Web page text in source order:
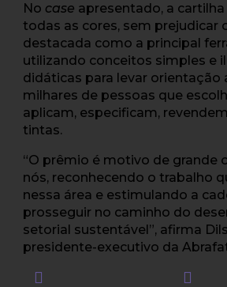
No case apresentado, a
todas as cores, sem prejudicar
destacada como a principal
utilizando conceitos simples e
didáticas para levar orientação
milhares de pessoas que
aplicam, especificam,
tintas.
“O prêmio é motivo de grande
nós, reconhecendo o trabalho
nessa área e estimulando a
prosseguir no caminho do
setorial sustentável”, afirma
presidente-executivo da